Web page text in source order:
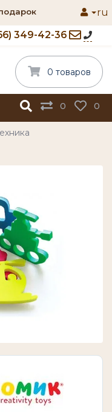
349-42-36
ru
0 0
0 товаров